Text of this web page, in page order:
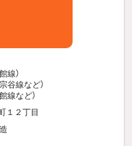
線）
谷線など）
線など）
１２丁目